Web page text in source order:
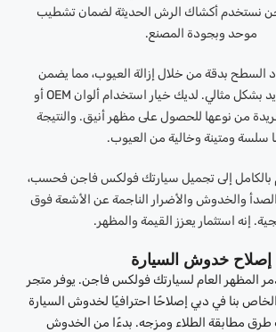
نستخدم أكشاك الرش الحديثة لضمان تشطيب
موحد وبجودة المصنع.
السطح بدقة من خلال إزالة العيوب، مما يضمن
التصاق الطلاء الجديد بشكل مثالي. لديك خيار استخدام ألوان OEM أو
من نوعها للحصول على مظهر أنيق. والنتيجة
سلسة ومتينة وخالية من العيوب.
بالكامل إلى تجميل سيارتك فولكس فاجن فحسب،
والخدوش والأضرار الناجمة عن الأشعة فوق
إنه استثمار يعزز القيمة والمظهر.
إصلاح خدوش السيارة
المظهر العام لسيارتك فولكس فاجن. يوفر متجر
بنا في دبي إصلاحًا احترافيًا لخدوش السيارة
مطابقة الطلاء ومزجه. بدءًا من الخدوش